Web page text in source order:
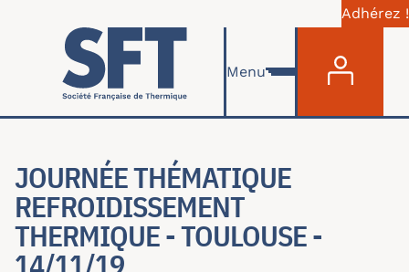
Aller au contenu principal
Adhérez !
Menu
JOURNÉE THÉMATIQUE
REFROIDISSEMENT
THERMIQUE - TOULOUSE -